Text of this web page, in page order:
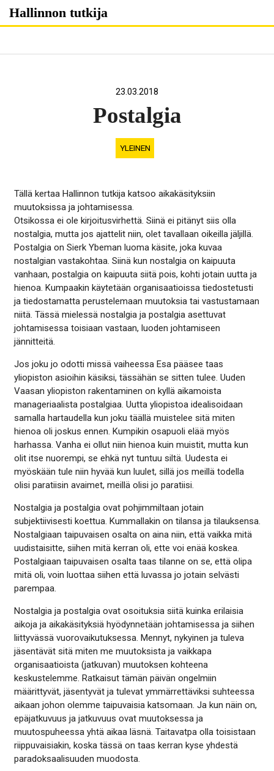
Skip
Hallinnon tutkija
23.03.2018
Postalgia
YLEINEN
Tällä kertaa Hallinnon tutkija katsoo aikakäsityksiin
muutoksissa ja johtamisessa.
Otsikossa ei ole kirjoitusvirhettä. Siinä ei pitänyt siis olla
nostalgia, mutta jos ajattelit niin, olet tavallaan oikeilla jäljillä.
Postalgia on Sierk Ybeman luoma käsite, joka kuvaa
nostalgian vastakohtaa. Siinä kun nostalgia on kaipuuta
vanhaan, postalgia on kaipuuta siitä pois, kohti jotain uutta ja
hienoa. Kumpaakin käytetään organisaatioissa tiedostetusti
ja tiedostamatta perustelemaan muutoksia tai vastustamaan
niitä. Tässä mielessä nostalgia ja postalgia asettuvat
johtamisessa toisiaan vastaan, luoden johtamiseen
jännitteitä.
Jos joku jo odotti missä vaiheessa Esa pääsee taas
yliopiston asioihin käsiksi, tässähän se sitten tulee. Uuden
Vaasan yliopiston rakentaminen on kyllä aikamoista
manageriaalista postalgiaa. Uutta yliopistoa idealisoidaan
samalla hartaudella kun joku täällä muistelee sitä miten
hienoa oli joskus ennen. Kumpikin osapuoli elää myös
harhassa. Vanha ei ollut niin hienoa kuin muistit, mutta kun
olit itse nuorempi, se ehkä nyt tuntuu siltä. Uudesta ei
myöskään tule niin hyvää kun luulet, sillä jos meillä todella
olisi paratiisin avaimet, meillä olisi jo paratiisi.
Nostalgia ja postalgia ovat pohjimmiltaan jotain
subjektiivisesti koettua. Kummallakin on tilansa ja tilauksensa.
Nostalgiaan taipuvaisen osalta on aina niin, että vaikka mitä
uudistaisitte, siihen mitä kerran oli, ette voi enää koskea.
Postalgiaan taipuvaisen osalta taas tilanne on se, että olipa
mitä oli, voin luottaa siihen että luvassa jo jotain selvästi
parempaa.
Nostalgia ja postalgia ovat osoituksia siitä kuinka erilaisia
aikoja ja aikakäsityksiä hyödynnetään johtamisessa ja siihen
liittyvässä vuorovaikutuksessa. Mennyt, nykyinen ja tuleva
jäsentävät sitä miten me muutoksista ja vaikkapa
organisaatioista (jatkuvan) muutoksen kohteena
keskustelemme. Ratkaisut tämän päivän ongelmiin
määrittyvät, jäsentyvät ja tulevat ymmärrettäviksi suhteessa
aikaan johon olemme taipuvaisia katsomaan. Ja kun näin on,
epäjatkuvuus ja jatkuvuus ovat muutoksessa ja
muutospuheessa yhtä aikaa läsnä. Taitavatpa olla toisistaan
riippuvaisiakin, koska tässä on taas kerran kyse yhdestä
paradoksaalisuuden muodosta.